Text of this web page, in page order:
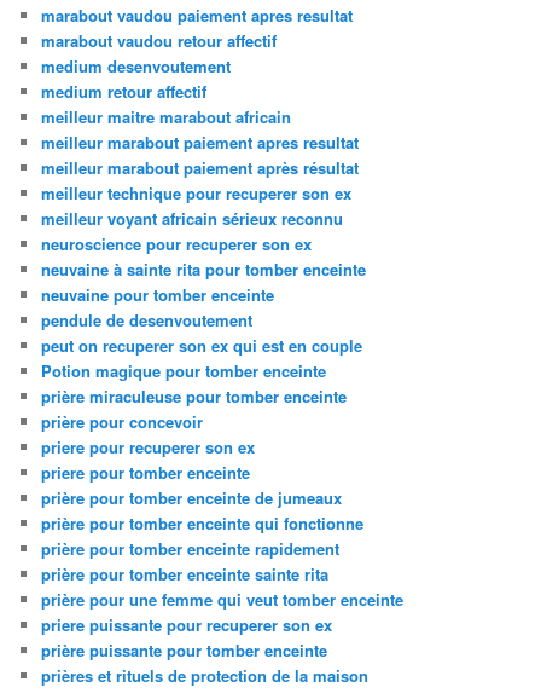
marabout vaudou paiement apres resultat
marabout vaudou retour affectif
medium desenvoutement
medium retour affectif
meilleur maitre marabout africain
meilleur marabout paiement apres resultat
meilleur marabout paiement après résultat
meilleur technique pour recuperer son ex
meilleur voyant africain sérieux reconnu
neuroscience pour recuperer son ex
neuvaine à sainte rita pour tomber enceinte
neuvaine pour tomber enceinte
pendule de desenvoutement
peut on recuperer son ex qui est en couple
Potion magique pour tomber enceinte
prière miraculeuse pour tomber enceinte
prière pour concevoir
priere pour recuperer son ex
priere pour tomber enceinte
prière pour tomber enceinte de jumeaux
prière pour tomber enceinte qui fonctionne
prière pour tomber enceinte rapidement
prière pour tomber enceinte sainte rita
prière pour une femme qui veut tomber enceinte
priere puissante pour recuperer son ex
prière puissante pour tomber enceinte
prières et rituels de protection de la maison